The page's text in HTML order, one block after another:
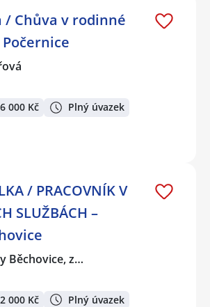
/ Chůva v rodinné
000 Kč Plný úvazek
/ PRACOVNÍK V
SLUŽBÁCH –
Běchovice, z…
000 Kč Plný úvazek